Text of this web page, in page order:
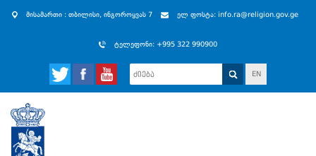
მისამართი : თბილისი, ინგოროყვას 7 ელ ფოსტა: info.ra@religion.gov.ge
ტელეფონი: +995 322 990900
EN